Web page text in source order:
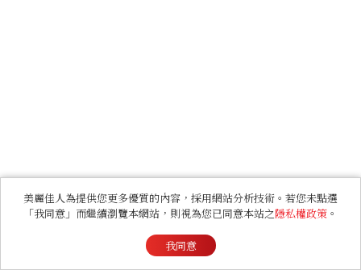
美麗佳人為提供您更多優質的內容，採用網站分析技術。若您未點選
「我同意」而繼續瀏覽本網站，則視為您已同意本站之隱私權政策 。
我同意